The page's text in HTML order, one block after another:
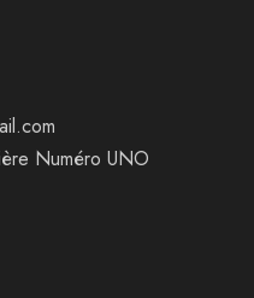
Numéro UNO